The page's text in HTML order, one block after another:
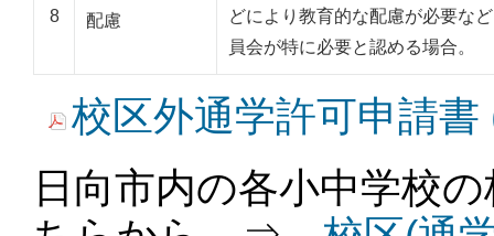
8
配慮
どにより教育的な配慮が必要な
員会が特に必要と認める場合。
校区外通学許可申請
日向市内の各小中学校